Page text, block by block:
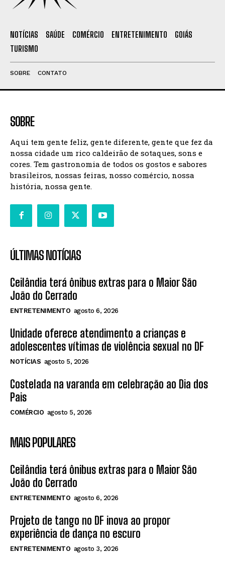
NOTÍCIAS SAÚDE COMÉRCIO ENTRETENIMENTO
GOIÁS
TURISMO
SOBRE CONTATO
SOBRE
Aqui tem gente feliz, gente diferente, gente que fez da
nossa cidade um rico caldeirão de sotaques, sons e
cores. Tem gastronomia de todos os gostos e sabores
brasileiros, nossas feiras, nosso comércio, nossa
história, nossa gente.
ÚLTIMAS NOTÍCIAS
Ceilândia terá ônibus extras para o Maior São
João do Cerrado
ENTRETENIMENTO agosto 6, 2026
Unidade oferece atendimento a crianças e
adolescentes vítimas de violência sexual no DF
NOTÍCIAS agosto 5, 2026
Costelada na varanda em celebração ao Dia dos
Pais
COMÉRCIO agosto 5, 2026
MAIS POPULARES
Ceilândia terá ônibus extras para o Maior São
João do Cerrado
ENTRETENIMENTO agosto 6, 2026
Projeto de tango no DF inova ao propor
experiência de dança no escuro
ENTRETENIMENTO agosto 3, 2026